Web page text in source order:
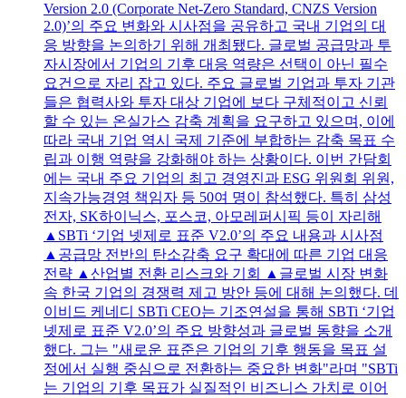
Version 2.0 (Corporate Net-Zero Standard, CNZS Version
2.0)’의 주요 변화와 시사점을 공유하고 국내 기업의 대
응 방향을 논의하기 위해 개최됐다. 글로벌 공급망과 투
자시장에서 기업의 기후 대응 역량은 선택이 아닌 필수
요건으로 자리 잡고 있다. 주요 글로벌 기업과 투자 기관
들은 협력사와 투자 대상 기업에 보다 구체적이고 신뢰
할 수 있는 온실가스 감축 계획을 요구하고 있으며, 이에
따라 국내 기업 역시 국제 기준에 부합하는 감축 목표 수
립과 이행 역량을 강화해야 하는 상황이다. 이번 간담회
에는 국내 주요 기업의 최고 경영진과 ESG 위원회 위원,
지속가능경영 책임자 등 50여 명이 참석했다. 특히 삼성
전자, SK하이닉스, 포스코, 아모레퍼시픽 등이 자리해
▲SBTi ‘기업 넷제로 표준 V2.0’의 주요 내용과 시사점
▲공급망 전반의 탄소감축 요구 확대에 따른 기업 대응
전략 ▲산업별 전환 리스크와 기회 ▲글로벌 시장 변화
속 한국 기업의 경쟁력 제고 방안 등에 대해 논의했다. 데
이비드 케네디 SBTi CEO는 기조연설을 통해 SBTi ‘기업
넷제로 표준 V2.0’의 주요 방향성과 글로벌 동향을 소개
했다. 그는 "새로운 표준은 기업의 기후 행동을 목표 설
정에서 실행 중심으로 전환하는 중요한 변화"라며 "SBTi
는 기업의 기후 목표가 실질적인 비즈니스 가치로 이어